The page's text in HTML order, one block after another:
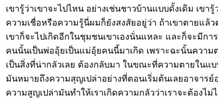
เขารู้ว่าเขาจะไปไหน อย่างเช่นชาวบ้านแบบดั้งเดิม เขารู้
ความเชื่อหรือความรู้นี่ผมก็ยังสงสัยอยู่ว่า ถ้าเขาตายแล้ว
เขาก็จะไปเกิดอีกในชุมชนเขาเองนั่นแหละ และก็จะมีกา
คนนั้นเป็นพ่ออุ้ยเป็นแม่อุ้ยคนนี้มาเกิด เพราะฉะนั้นความ
เป็นสิ่งที่น่ากลัวเลย ต้องกลับมา ในขณะที่ความตายในแ
มันหมายถึงความสุญเปล่าอย่างที่ตอนเริ่มต้นเลยอาจารย์
ความสูญเปล่ามันทำให้เราเกิดความกลัวว่าเราจะต้องไม่